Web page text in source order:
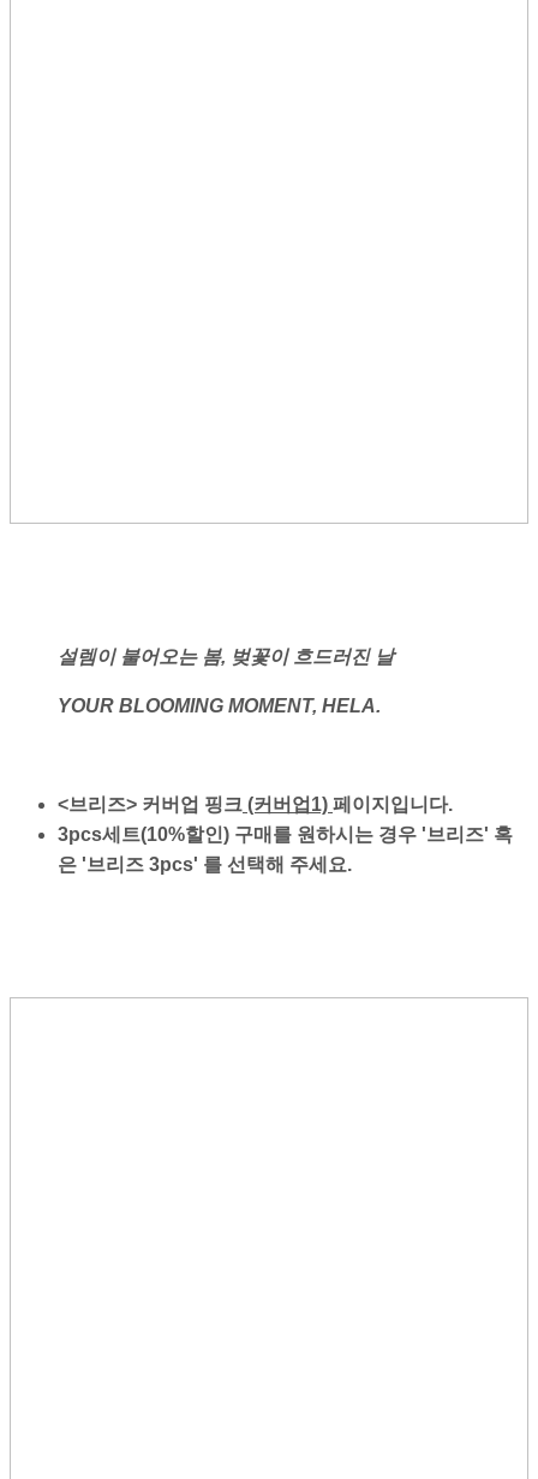
설렘이 불어오는 봄, 벚꽃이 흐드러진 날
YOUR BLOOMING MOMENT, HELA.
<브리즈> 커버업 핑크 (커버업1) 페이지입니다.
3pcs세트(10%할인) 구매를 원하시는 경우 '브리즈' 혹
은 '브리즈 3pcs' 를 선택해 주세요.